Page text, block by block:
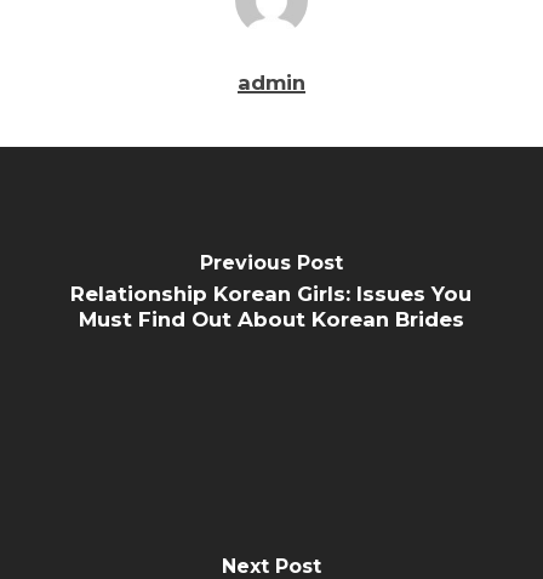
admin
Previous Post
Relationship Korean Girls: Issues You
Must Find Out About Korean Brides
Next Post